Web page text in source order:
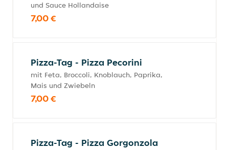
und Sauce Hollandaise
7,00 €
Pizza-Tag - Pizza Pecorini
mit Feta, Broccoli, Knoblauch, Paprika,
Mais und Zwiebeln
7,00 €
Pizza-Tag - Pizza Gorgonzola